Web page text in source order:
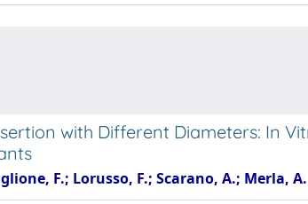
with Different Diameters: In
F.; Lorusso, F.; Scarano, A.; Merla, A.